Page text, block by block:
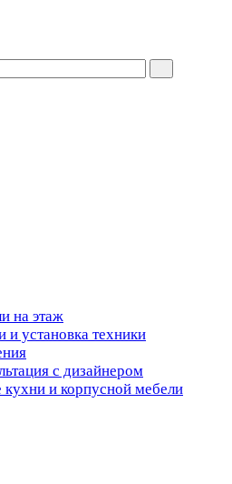
на этаж
и установка техники
с дизайнером
и корпусной мебели